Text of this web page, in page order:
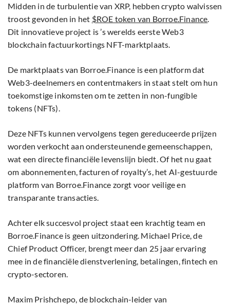
Midden in de turbulentie van XRP, hebben crypto walvissen
troost gevonden in het $ROE token van Borroe.Finance.
Dit innovatieve project is ’s werelds eerste Web3
blockchain factuurkortings NFT-marktplaats.
De marktplaats van Borroe.Finance is een platform dat
Web3-deelnemers en contentmakers in staat stelt om hun
toekomstige inkomsten om te zetten in non-fungible
tokens (NFTs).
Deze NFTs kunnen vervolgens tegen gereduceerde prijzen
worden verkocht aan ondersteunende gemeenschappen,
wat een directe financiële levenslijn biedt. Of het nu gaat
om abonnementen, facturen of royalty’s, het AI-gestuurde
platform van Borroe.Finance zorgt voor veilige en
transparante transacties.
Achter elk succesvol project staat een krachtig team en
Borroe.Finance is geen uitzondering. Michael Price, de
Chief Product Officer, brengt meer dan 25 jaar ervaring
mee in de financiële dienstverlening, betalingen, fintech en
crypto-sectoren.
Maxim Prishchepo, de blockchain-leider van